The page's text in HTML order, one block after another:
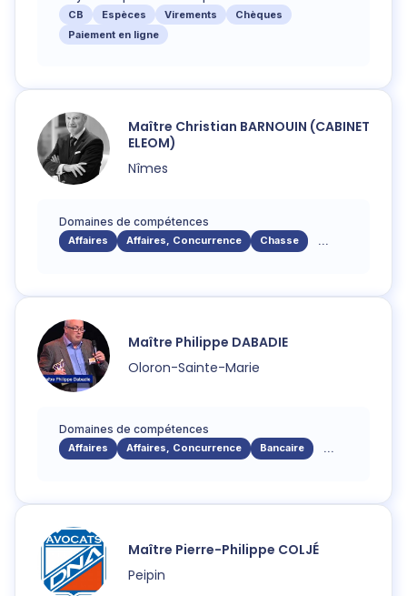
CB Espèces Virements
Chèques
Paiement en ligne
Maître Christian BARNOUIN (CABINET
ELEOM)
Nîmes
Domaines de compétences
Affaires Affaires, Concurrence Chasse ...
Maître Philippe DABADIE
Oloron-Sainte-Marie
Domaines de compétences
Affaires Affaires, Concurrence Bancaire ...
Maître Pierre-Philippe COLJÉ
Peipin